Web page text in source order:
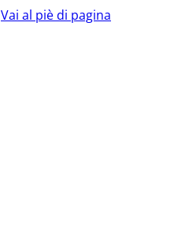
Vai al piè di pagina